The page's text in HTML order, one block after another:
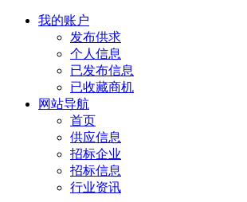
我的账户
发布供求
个人信息
已发布信息
已收藏商机
网站导航
首页
供应信息
招标企业
招标信息
行业资讯